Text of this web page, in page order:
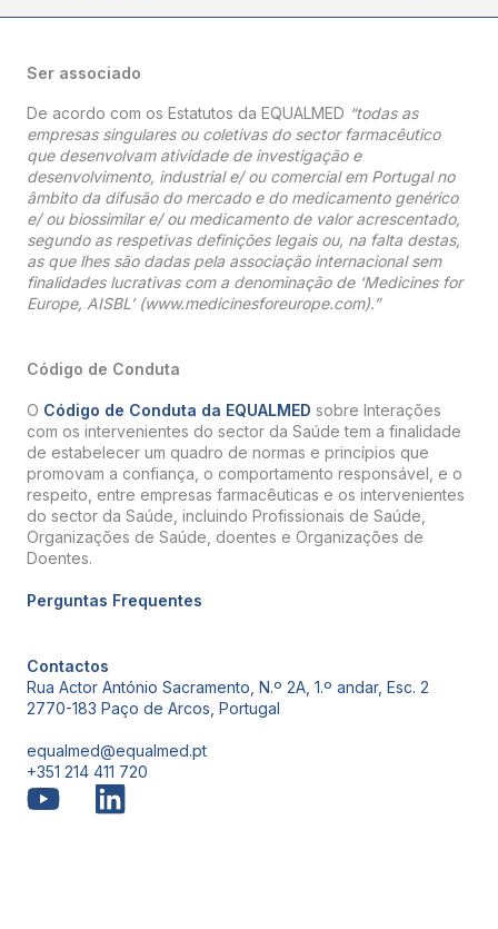
Ser associado
De acordo com os Estatutos da EQUALMED “todas as
empresas singulares ou coletivas do sector farmacêutico
que desenvolvam atividade de investigação e
desenvolvimento, industrial e/ ou comercial em Portugal no
âmbito da difusão do mercado e do medicamento genérico
e/ ou biossimilar e/ ou medicamento de valor acrescentado,
segundo as respetivas definições legais ou, na falta destas,
as que lhes são dadas pela associação internacional sem
finalidades lucrativas com a denominação de ‘Medicines for
Europe, AISBL’ (www.medicinesforeurope.com).”
Código de Conduta
O Código de Conduta da EQUALMED sobre Interações
com os intervenientes do sector da Saúde tem a finalidade
de estabelecer um quadro de normas e princípios que
promovam a confiança, o comportamento responsável, e o
respeito, entre empresas farmacêuticas e os intervenientes
do sector da Saúde, incluindo Profissionais de Saúde,
Organizações de Saúde, doentes e Organizações de
Doentes.
Perguntas Frequentes
Contactos
Rua Actor António Sacramento, N.º 2A, 1.º andar, Esc. 2
2770-183 Paço de Arcos, Portugal
equalmed@equalmed.pt
+351 214 411 720